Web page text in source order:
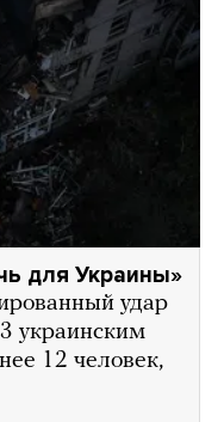
для Украины»
удар
украинским
12 человек,